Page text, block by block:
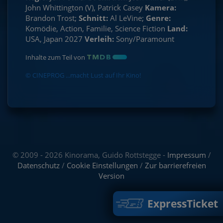
ExpressTicket
John Whittington (V), Patrick Casey Kamera:
Brandon Trost; Schnitt: Al LeVine; Genre:
Komödie, Action, Familie, Science Fiction Land:
USA, Japan 2027 Verleih: Sony/Paramount
Inhalte zum Teil von
© CINEPROG ...macht Lust auf Ihr Kino!
© 2009 - 2026 Kinorama, Guido Rottstegge - Impressum /
Datenschutz/ Cookie Einstellungen / Zur barrierefreien
Version